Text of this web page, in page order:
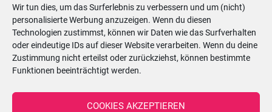
Wir tun dies, um das Surferlebnis zu verbessern und um (nicht)
personalisierte Werbung anzuzeigen. Wenn du diesen
Technologien zustimmst, können wir Daten wie das Surfverhalten
oder eindeutige IDs auf dieser Website verarbeiten. Wenn du deine
Zustimmung nicht erteilst oder zurückziehst, können bestimmte
Funktionen beeinträchtigt werden.
COOKIES AKZEPTIEREN
c
h
e
n
n
a
Kerzenatelier:
Hörtengasse 62, 1110 Wien
ÖFFNUNGSZEITEN - nach vorheriger